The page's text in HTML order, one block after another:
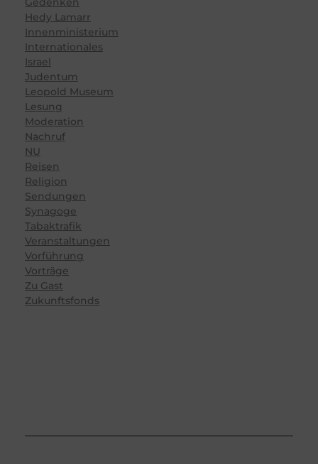
Hedy Lamarr
Innenministerium
Internationales
Israel
Judentum
Leopold Museum
Lesung
Moderation
Nachruf
NU
Reisen
Religion
Sendungen
Synagoge
Tabaktrafik
Veranstaltungen
Vorführung
Vorträge
Zu Gast
Zukunftsfonds